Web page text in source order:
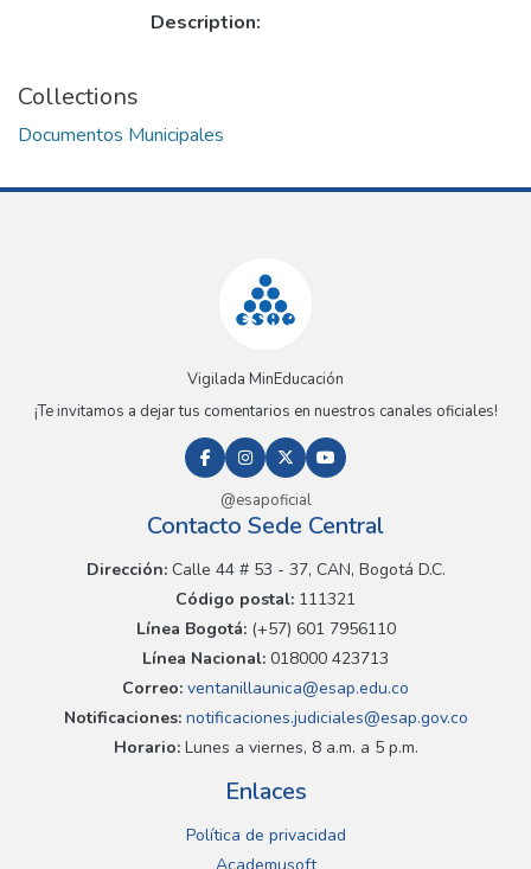
Description:
Collections
Documentos Municipales
Vigilada MinEducación
¡Te invitamos a dejar tus comentarios en nuestros canales oficiales!
@esapoficial
Contacto Sede Central
Dirección:Calle 44 # 53 - 37, CAN, Bogotá D.C.
Código postal: 111321
Línea Bogotá:(+57) 601 7956110
Línea Nacional: 018000 423713
Correo: ventanillaunica@esap.edu.co
Notificaciones:notificaciones.judiciales@esap.gov.co
Horario:Lunes a viernes, 8 a.m. a 5 p.m.
Enlaces
Política de privacidad